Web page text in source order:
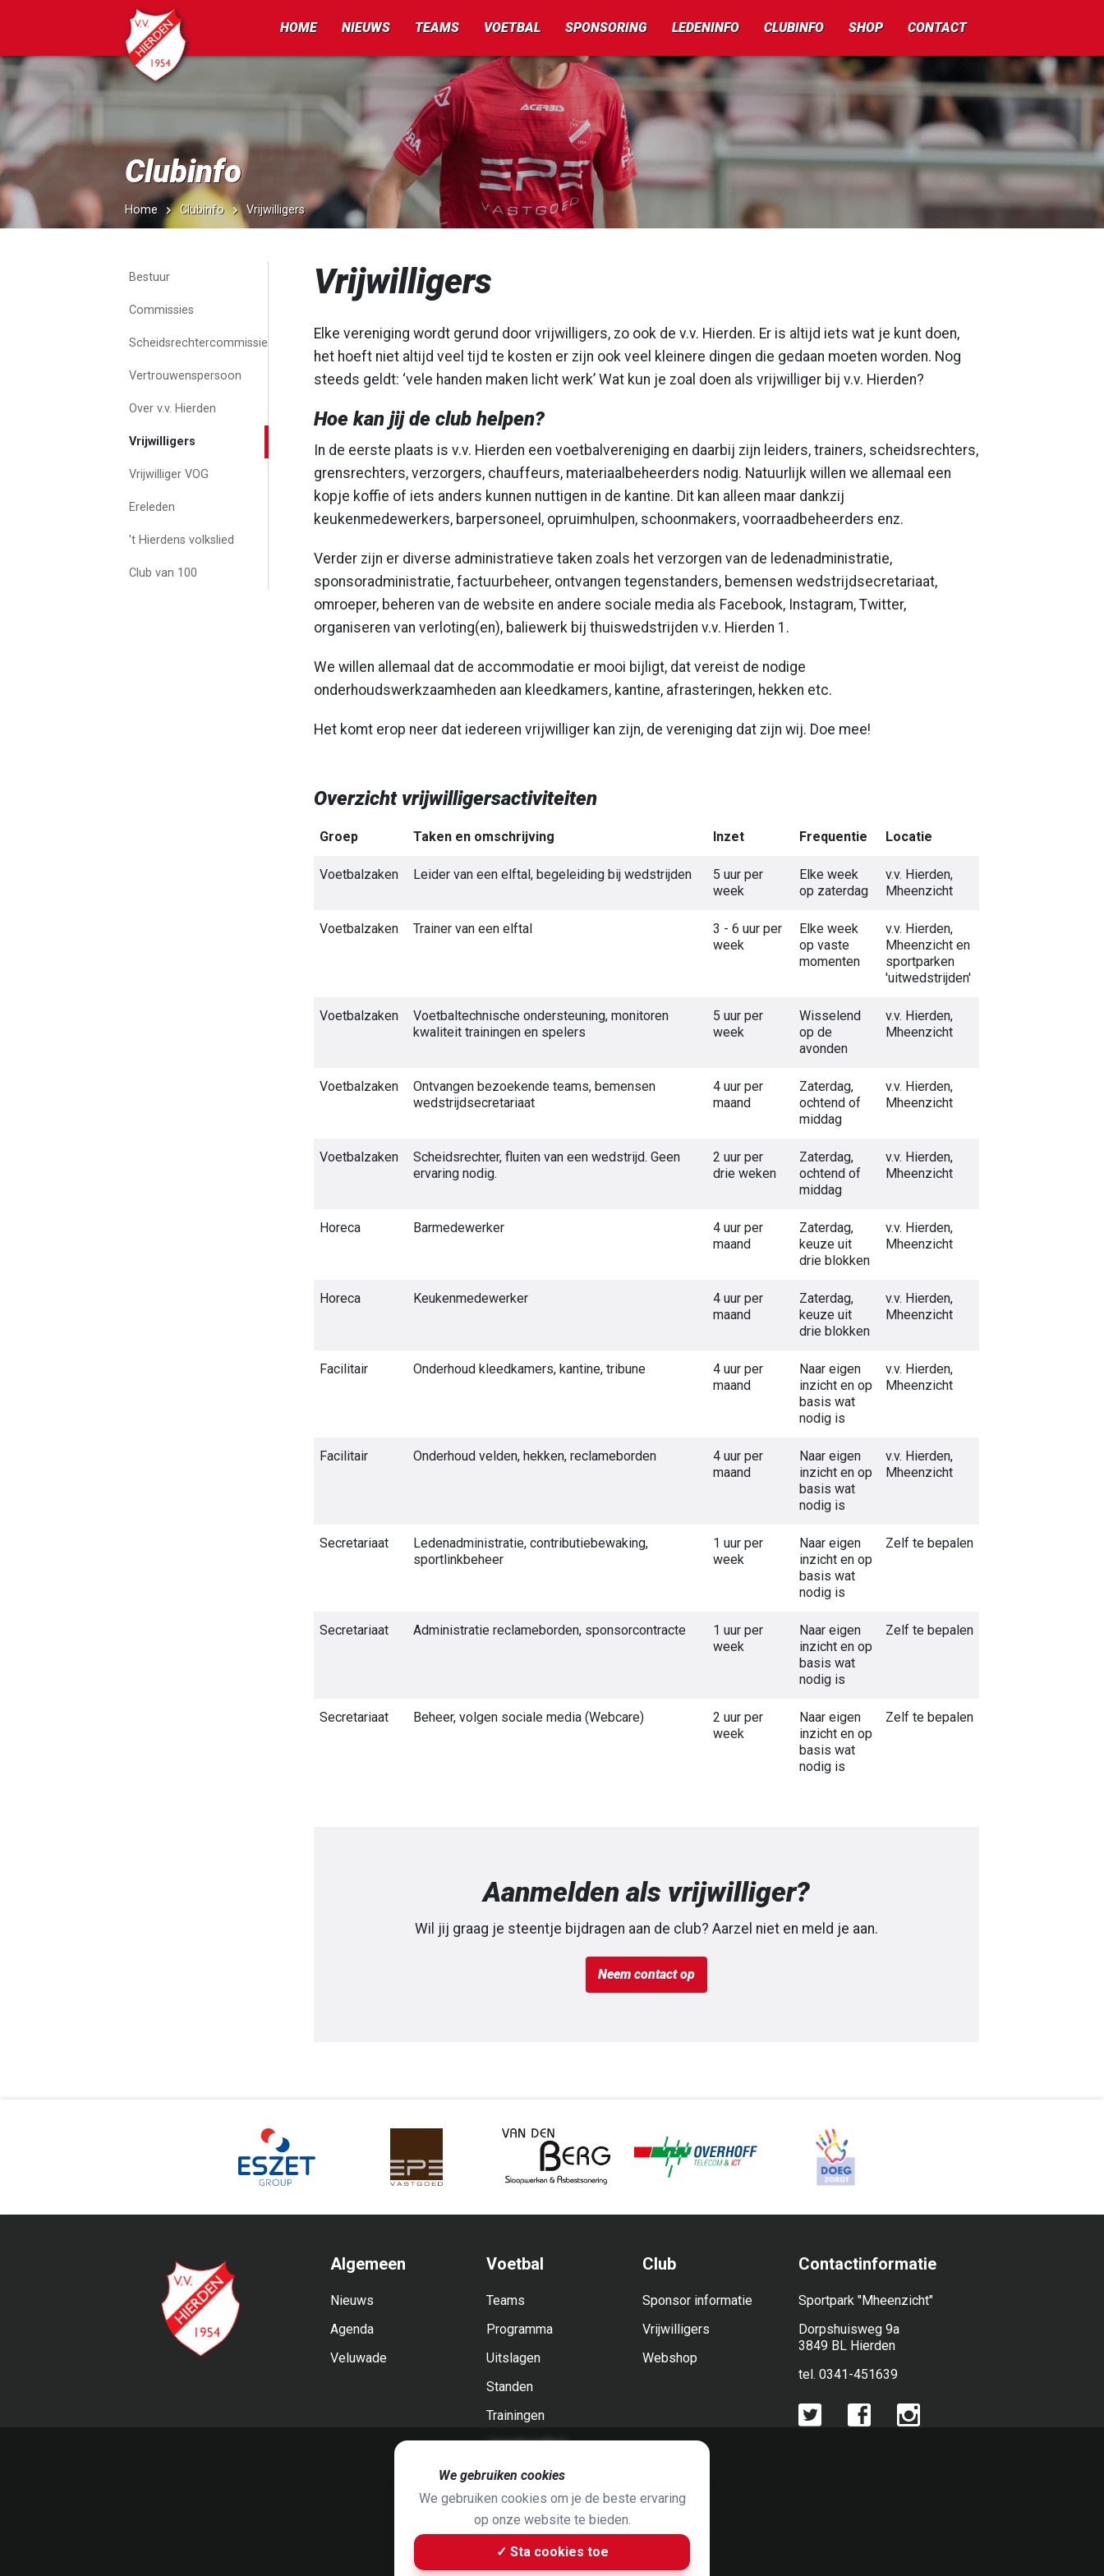
HOME NIEUWS TEAMS VOETBAL SPONSORING LEDENINFO CLUBINFO SHOP CONTACT
Clubinfo
Home Clubinfo Vrijwilligers
Bestuur
Commissies
Scheidsrechtercommissie
Vertrouwenspersoon
Over v.v. Hierden
Vrijwilligers
Vrijwilliger VOG
Ereleden
't Hierdens volkslied
Club van 100
Vrijwilligers
Elke vereniging wordt gerund door vrijwilligers, zo ook de v.v. Hierden. Er is altijd iets wat je kunt doen,
het hoeft niet altijd veel tijd te kosten er zijn ook veel kleinere dingen die gedaan moeten worden. Nog
steeds geldt: ‘vele handen maken licht werk’ Wat kun je zoal doen als vrijwilliger bij v.v. Hierden?
Hoe kan jij de club helpen?
In de eerste plaats is v.v. Hierden een voetbalvereniging en daarbij zijn leiders, trainers, scheidsrechters,
grensrechters, verzorgers, chauffeurs, materiaalbeheerders nodig. Natuurlijk willen we allemaal een
kopje koffie of iets anders kunnen nuttigen in de kantine. Dit kan alleen maar dankzij
keukenmedewerkers, barpersoneel, opruimhulpen, schoonmakers, voorraadbeheerders enz.
Verder zijn er diverse administratieve taken zoals het verzorgen van de ledenadministratie,
sponsoradministratie, factuurbeheer, ontvangen tegenstanders, bemensen wedstrijdsecretariaat,
omroeper, beheren van de website en andere sociale media als Facebook, Instagram, Twitter,
organiseren van verloting(en), baliewerk bij thuiswedstrijden v.v. Hierden 1.
We willen allemaal dat de accommodatie er mooi bijligt, dat vereist de nodige
onderhoudswerkzaamheden aan kleedkamers, kantine, afrasteringen, hekken etc.
Het komt erop neer dat iedereen vrijwilliger kan zijn, de vereniging dat zijn wij. Doe mee!
Overzicht vrijwilligersactiviteiten
Groep Taken en omschrijving Inzet Frequentie Locatie
Voetbalzaken Leider van een elftal, begeleiding bij wedstrijden
5 uur per
week
Elke week
op zaterdag
v.v. Hierden,
Mheenzicht
Voetbalzaken Trainer van een elftal
3 - 6 uur per
week
Elke week
op vaste
momenten
v.v. Hierden,
Mheenzicht en
sportparken
'uitwedstrijden'
Voetbalzaken
Voetbaltechnische ondersteuning, monitoren
kwaliteit trainingen en spelers
5 uur per
week
Wisselend
op de
avonden
v.v. Hierden,
Mheenzicht
Voetbalzaken
Ontvangen bezoekende teams, bemensen
wedstrijdsecretariaat
4 uur per
maand
Zaterdag,
ochtend of
middag
v.v. Hierden,
Mheenzicht
Voetbalzaken
Scheidsrechter, fluiten van een wedstrijd. Geen
ervaring nodig.
2 uur per
drie weken
Zaterdag,
ochtend of
middag
v.v. Hierden,
Mheenzicht
Horeca Barmedewerker
4 uur per
maand
Zaterdag,
keuze uit
drie blokken
v.v. Hierden,
Mheenzicht
Horeca Keukenmedewerker
4 uur per
maand
Zaterdag,
keuze uit
drie blokken
v.v. Hierden,
Mheenzicht
Facilitair Onderhoud kleedkamers, kantine, tribune
4 uur per
maand
Naar eigen
inzicht en op
basis wat
nodig is
v.v. Hierden,
Mheenzicht
Facilitair Onderhoud velden, hekken, reclameborden
4 uur per
maand
Naar eigen
inzicht en op
basis wat
nodig is
v.v. Hierden,
Mheenzicht
Secretariaat
Ledenadministratie, contributiebewaking,
sportlinkbeheer
1 uur per
week
Naar eigen
inzicht en op
basis wat
nodig is
Zelf te bepalen
Secretariaat Administratie reclameborden, sponsorcontracte
1 uur per
week
Naar eigen
inzicht en op
basis wat
nodig is
Zelf te bepalen
Secretariaat Beheer, volgen sociale media (Webcare)
2 uur per
week
Naar eigen
inzicht en op
basis wat
nodig is
Zelf te bepalen
Aanmelden als vrijwilliger?
Wil jij graag je steentje bijdragen aan de club? Aarzel niet en meld je aan.
Neem contact op
Algemeen
Nieuws
Agenda
Veluwade
Voetbal
Teams
Programma
Uitslagen
Standen
Trainingen
Jeugdvoetbal
Club
Sponsor informatie
Vrijwilligers
Webshop
Contactinformatie
Sportpark "Mheenzicht"
Dorpshuisweg 9a
3849 BL Hierden
tel. 0341-451639
Foto's doorJaap Hop& ontwerpen doorGrafyska
Built byBluey B.V.& Jelle de Haan
We gebruiken cookies
We gebruiken cookies om je de beste ervaring
op onze website te bieden.
✓ Sta cookies toe